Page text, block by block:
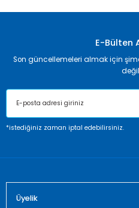
E-Bülten
Son güncellemeleri almak için
*istediğiniz zaman iptal edebilirsiniz.
Üyelik